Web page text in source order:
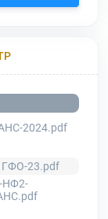
2024.pdf
ГФО-23.pdf
НФ2-